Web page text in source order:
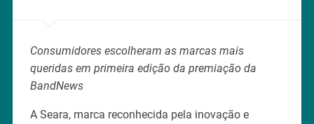
Consumidores escolheram as marcas mais
queridas em primeira edição da premiação da
BandNews
A Seara, marca reconhecida pela inovação e